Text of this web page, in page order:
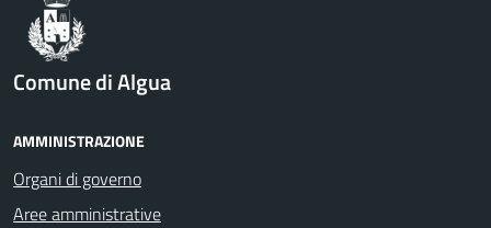
Comune di Algua
AMMINISTRAZIONE
Organi di governo
Aree amministrative